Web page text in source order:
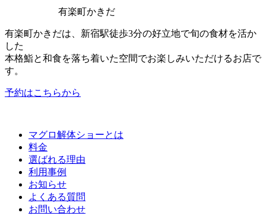
有楽町かきだ
有楽町かきだは、新宿駅徒歩3分の好立地で旬の食材を活か
した
本格鮨と和食を落ち着いた空間でお楽しみいただけるお店で
す。
予約はこちらから
マグロ解体ショーとは
料金
選ばれる理由
利用事例
お知らせ
よくある質問
お問い合わせ